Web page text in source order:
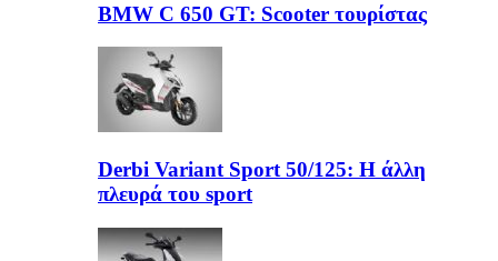
BMW C 650 GT: Scooter τουρίστας
Derbi Variant Sport 50/125: Η άλλη
πλευρά του sport